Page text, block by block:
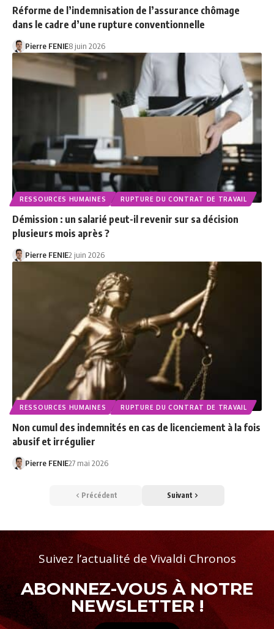
Réforme de l’indemnisation de l’assurance chômage
dans le cadre d’une rupture conventionnelle
Pierre FENIE8 juin 2026
RESSOURCES HUMAINES RUPTURE DU CONTRAT DE TRAVAIL
Démission : un salarié peut-il revenir sur sa décision
plusieurs mois après ?
Pierre FENIE2 juin 2026
RESSOURCES HUMAINES RUPTURE DU CONTRAT DE TRAVAIL
Non cumul des indemnités en cas de licenciement à la fois
abusif et irrégulier
Pierre FENIE27 mai 2026
Précédent Suivant
Suivez l’actualité de Vivaldi Chronos
ABONNEZ-VOUS À NOTRE
NEWSLETTER !